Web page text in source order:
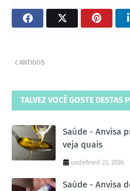
ANTIGOS
TALVEZ VOCÊ GOSTE DESTAS
Saúde - Anvisa
veja quais
undefined 23, 2026
Saúde - Anvisa